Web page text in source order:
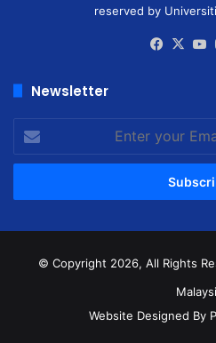
reserved by
X
Newsletter
your
Email
© Copyright 2026, All Rights
Website Designed By